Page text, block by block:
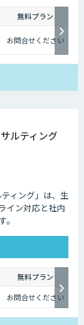
無料プラン
お問合せください
ルティング
ィング」は、生
イン対応と社内
無料プラン
お問合せください